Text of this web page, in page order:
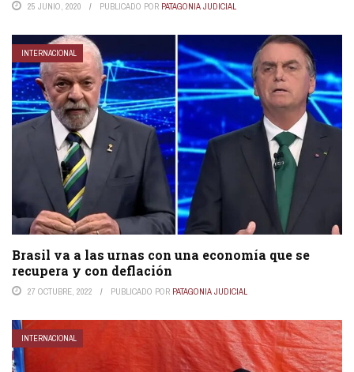
25 JUNIO, 2020 PUBLICADO POR PATAGONIA JUDICIAL
INTERNACIONAL
Brasil va a las urnas con una economía que se
recupera y con deflación
27 OCTUBRE, 2022 PUBLICADO POR PATAGONIA JUDICIAL
INTERNACIONAL